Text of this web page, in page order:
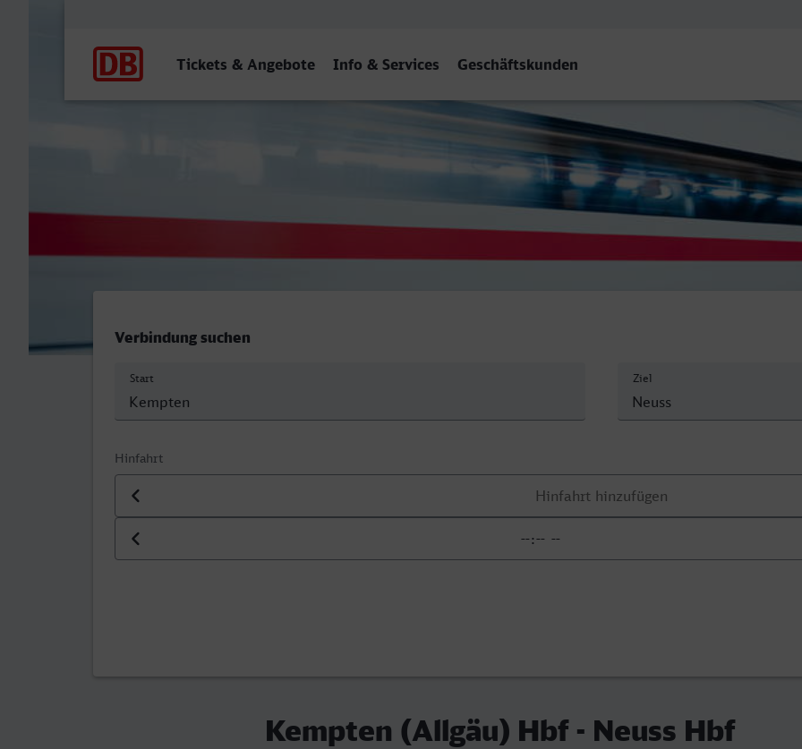
Tickets & Angebote Info & Services Geschäftskunden
Kempten (Allgäu) Hbf - Neuss Hbf
Verbindung suchen
Start Ziel
Hinfahrt
Datum der Hinfahrt
Uhrzeit der Hinfahrt
Kempten (Allgäu) Hbf - Neuss Hbf